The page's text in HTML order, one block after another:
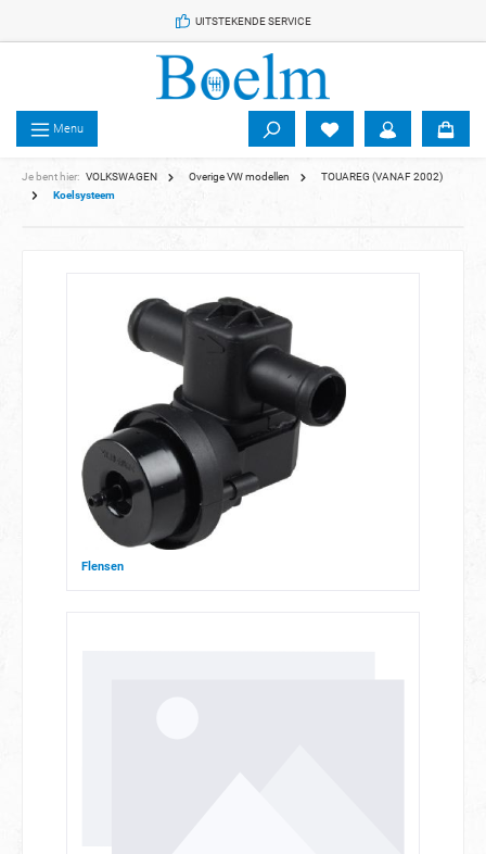
UITSTEKENDE SERVICE
Menu
Je bent hier: VOLKSWAGEN Overige VW modellen
TOUAREG (VANAF 2002)
Koelsysteem
Flensen